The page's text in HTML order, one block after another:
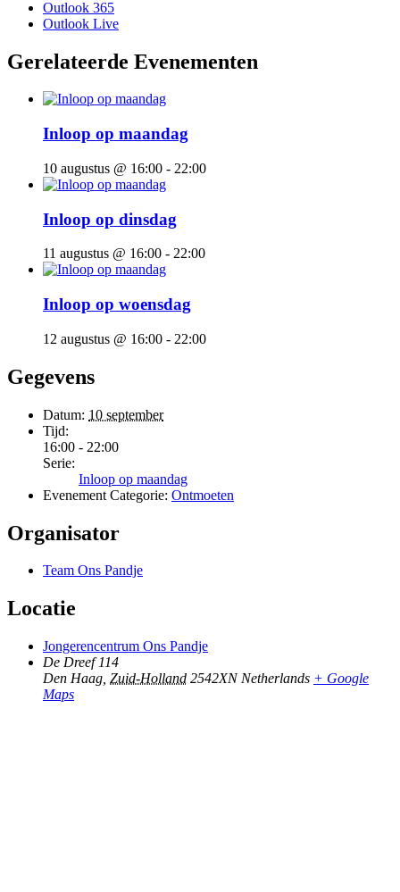
Outlook 365
Outlook Live
Gerelateerde Evenementen
Inloop op maandag
10 augustus @ 16:00 - 22:00
Inloop op dinsdag
11 augustus @ 16:00 - 22:00
Inloop op woensdag
12 augustus @ 16:00 - 22:00
Gegevens
Datum: 10 september
Tijd:
16:00 - 22:00
Serie:
Inloop op maandag
Evenement Categorie: Ontmoeten
Organisator
Team Ons Pandje
Locatie
Jongerencentrum Ons Pandje
De Dreef 114
Den Haag Zuid-Holland 2542XN Netherlands + Google
Maps